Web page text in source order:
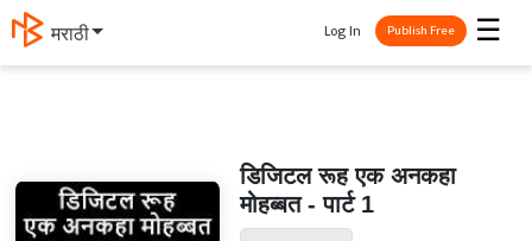
मराठी ☰
Log In Publish Free
डिजिटल रूह एक अनकहा
मोहब्बत - पार्ट 1